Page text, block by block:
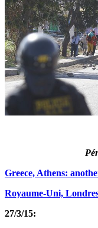
Greece, Athens:
Royaume-Uni,
27/3/15: